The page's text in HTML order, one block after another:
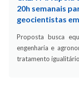
20h semanais
geocientistas
Proposta busca
engenharia e
tratamento